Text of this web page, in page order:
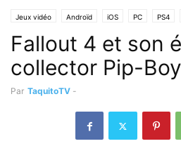
Jeux vidéo Androïd iOS PC PS4
Fallout 4 et son
collector Pip-Boy
Par TaquitoTV -